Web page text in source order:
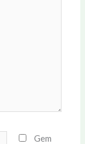
Gem